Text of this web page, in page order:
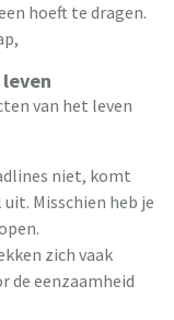
hoeft te dragen.
van het leven
niet, komt
Misschien heb je
zich vaak
de eenzaamheid